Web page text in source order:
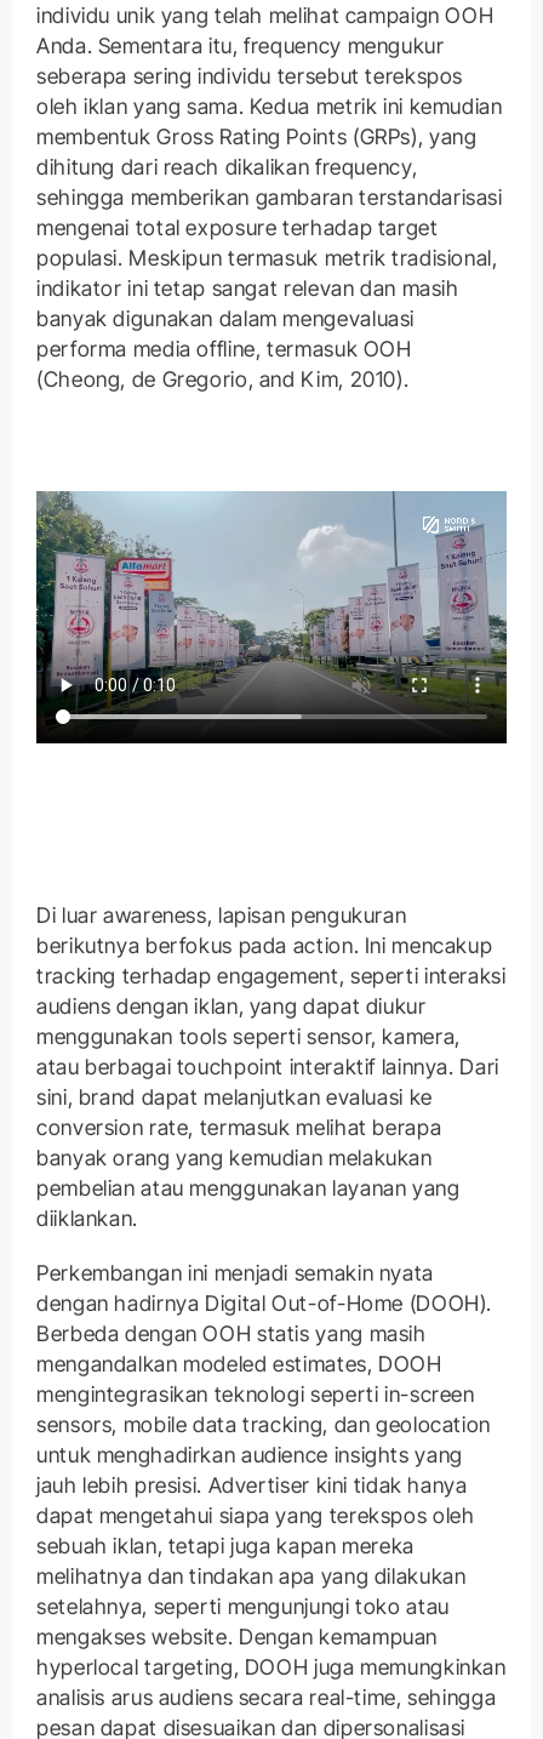
individu unik yang telah melihat campaign OOH
Anda. Sementara itu, frequency mengukur
seberapa sering individu tersebut terekspos
oleh iklan yang sama. Kedua metrik ini kemudian
membentuk Gross Rating Points (GRPs), yang
dihitung dari reach dikalikan frequency,
sehingga memberikan gambaran terstandarisasi
mengenai total exposure terhadap target
populasi. Meskipun termasuk metrik tradisional,
indikator ini tetap sangat relevan dan masih
banyak digunakan dalam mengevaluasi
performa media offline, termasuk OOH
(Cheong, de Gregorio, and Kim, 2010).
Di luar awareness, lapisan pengukuran
berikutnya berfokus pada action. Ini mencakup
tracking terhadap engagement, seperti interaksi
audiens dengan iklan, yang dapat diukur
menggunakan tools seperti sensor, kamera,
atau berbagai touchpoint interaktif lainnya. Dari
sini, brand dapat melanjutkan evaluasi ke
conversion rate, termasuk melihat berapa
banyak orang yang kemudian melakukan
pembelian atau menggunakan layanan yang
diiklankan.
Perkembangan ini menjadi semakin nyata
dengan hadirnya Digital Out-of-Home (DOOH).
Berbeda dengan OOH statis yang masih
mengandalkan modeled estimates, DOOH
mengintegrasikan teknologi seperti in-screen
sensors, mobile data tracking, dan geolocation
untuk menghadirkan audience insights yang
jauh lebih presisi. Advertiser kini tidak hanya
dapat mengetahui siapa yang terekspos oleh
sebuah iklan, tetapi juga kapan mereka
melihatnya dan tindakan apa yang dilakukan
setelahnya, seperti mengunjungi toko atau
mengakses website. Dengan kemampuan
hyperlocal targeting, DOOH juga memungkinkan
analisis arus audiens secara real-time, sehingga
pesan dapat disesuaikan dan dipersonalisasi